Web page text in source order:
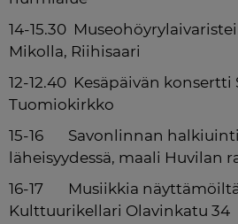
14-15.30
Mikolla, Riihisaari
12-12.40  Kesäpäivän
Tuomiokirkko
15-16       Savonlinnan
läheisyydessä, maali Huvilan
16-17       Musiikkia
Kulttuurikellari Olavinkatu 34